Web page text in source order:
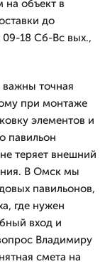
объект в
до
18 Сб-Вс вых.,
точная
при монтаже
элементов и
павильон
теряет внешний
В Омск мы
павильонов,
где нужен
вход и
Владимиру
смета на